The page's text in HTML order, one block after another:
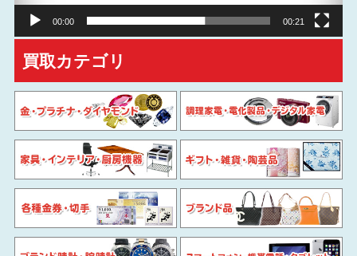
00:00 00:21
買取カテゴリ